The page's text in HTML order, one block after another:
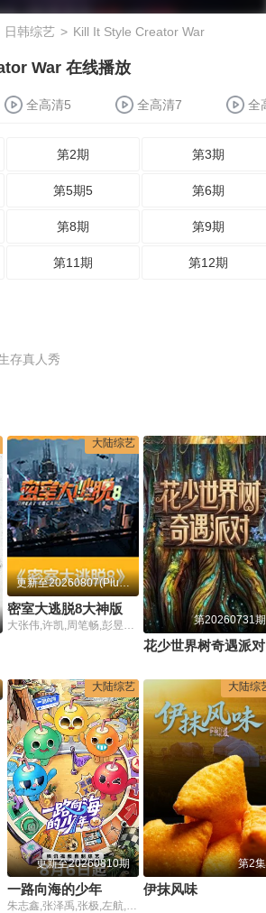
日韩综艺 > Kill It Style Creator War
War 在线播放
全高清5 全高清7 全
第2期 第3期
第5期5 第6期
第8期 第9期
第11期 第12期
存真人秀
大陆综艺
更新至20260807(Plus版)
密室大逃脱8大神版
大张伟,许凯,周笔畅,彭昱畅,张真源 第20260731期
花少世界树奇遇派对
大陆综艺
更新至20260810期
一路向海的少年
朱志鑫,张泽禹,张极,左航,苏新皓,陆虎,李飞,阎鹤祥
大陆综
第2集
伊抹风味